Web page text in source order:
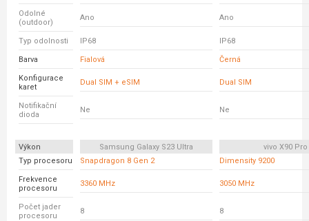
Odolné
(outdoor)
Ano Ano
Typ odolnosti IP68 IP68
Barva Fialová Černá
Konfigurace
karet
Dual SIM + eSIM Dual SIM
Notifikační
dioda
Ne Ne
Výkon Samsung Galaxy S23 Ultra
vivo X90 Pro
Typ procesoru
Snapdragon 8 Gen 2 Dimensity 9200
Frekvence
procesoru
3360 MHz 3050 MHz
Počet jader
procesoru
8 8